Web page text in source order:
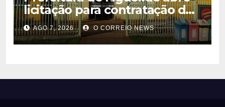
licitação para contratação de
estrutura de eventos
AGO 7, 2026 O CORREIO NEWS